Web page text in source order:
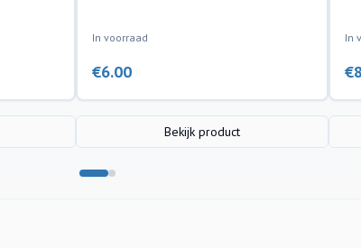
In voorraad
€6.00
Bekijk product
In
€